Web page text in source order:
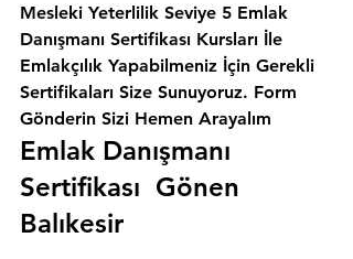
Mesleki Yeterlilik Seviye 5 Emlak
Danışmanı Sertifikası Kursları İle
Emlakçılık Yapabilmeniz İçin Gerekli
Sertifikaları Size Sunuyoruz. Form
Gönderin Sizi Hemen Arayalım
Emlak Danışmanı
Sertifikası  Gönen
Balıkesir